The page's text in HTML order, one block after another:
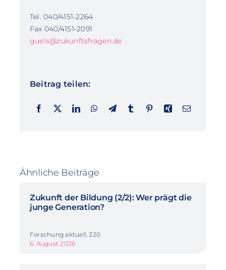
Tel. 040/4151-2264
Fax 040/4151-2091
guels@zukunftsfragen.de
Beitrag teilen:
Ähnliche Beiträge
Zukunft der Bildung (2/2): Wer prägt die
junge Generation?
Forschung aktuell, 320
6. August 2026